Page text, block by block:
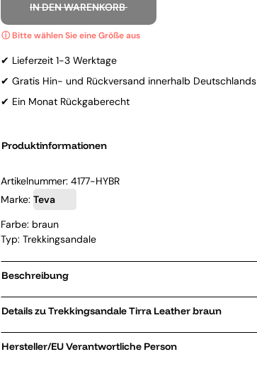
IN DEN WARENKORB
✔ Lieferzeit 1-3 Werktage
✔ Gratis Hin- und Rückversand innerhalb Deutschlands
✔ Ein Monat Rückgaberecht
Produktinformationen
Artikelnummer: 4177-HYBR
Marke: Teva
Farbe: braun
Typ: Trekkingsandale
Beschreibung
Details zu Trekkingsandale Tirra Leather braun
Hersteller/EU Verantwortliche Person